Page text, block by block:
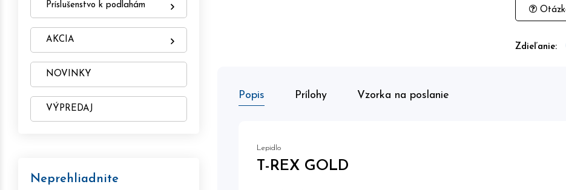
Príslušenstvo k podlahám
AKCIA
NOVINKY
VÝPREDAJ
Neprehliadnite
Zdieľanie:
Popis Prílohy Vzorka na poslanie
Lepidlo
T-REX GOLD